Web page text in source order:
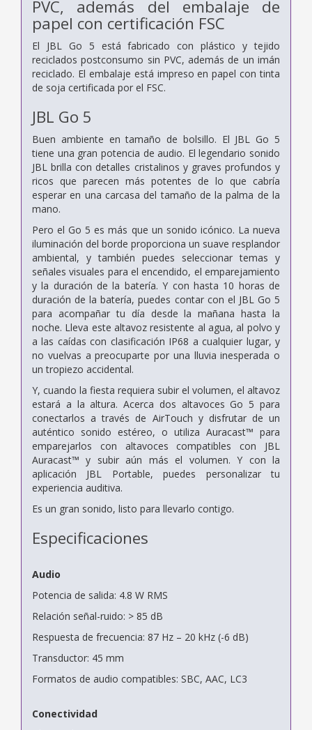
PVC, además del embalaje de
papel con certificación FSC
El JBL Go 5 está fabricado con plástico y tejido
reciclados postconsumo sin PVC, además de un imán
reciclado. El embalaje está impreso en papel con tinta
de soja certificada por el FSC.
JBL Go 5
Buen ambiente en tamaño de bolsillo. El JBL Go 5
tiene una gran potencia de audio. El legendario sonido
JBL brilla con detalles cristalinos y graves profundos y
ricos que parecen más potentes de lo que cabría
esperar en una carcasa del tamaño de la palma de la
mano.
Pero el Go 5 es más que un sonido icónico. La nueva
iluminación del borde proporciona un suave resplandor
ambiental, y también puedes seleccionar temas y
señales visuales para el encendido, el emparejamiento
y la duración de la batería. Y con hasta 10 horas de
duración de la batería, puedes contar con el JBL Go 5
para acompañar tu día desde la mañana hasta la
noche. Lleva este altavoz resistente al agua, al polvo y
a las caídas con clasificación IP68 a cualquier lugar, y
no vuelvas a preocuparte por una lluvia inesperada o
un tropiezo accidental.
Y, cuando la fiesta requiera subir el volumen, el altavoz
estará a la altura. Acerca dos altavoces Go 5 para
conectarlos a través de AirTouch y disfrutar de un
auténtico sonido estéreo, o utiliza Auracast™ para
emparejarlos con altavoces compatibles con JBL
Auracast™ y subir aún más el volumen. Y con la
aplicación JBL Portable, puedes personalizar tu
experiencia auditiva.
Es un gran sonido, listo para llevarlo contigo.
Especificaciones
Audio
Potencia de salida: 4.8 W RMS
Relación señal-ruido: > 85 dB
Respuesta de frecuencia: 87 Hz – 20 kHz (-6 dB)
Transductor: 45 mm
Formatos de audio compatibles: SBC, AAC, LC3
Conectividad